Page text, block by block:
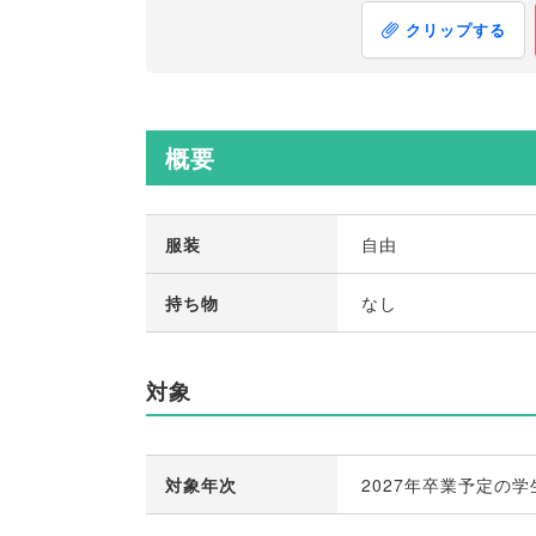
クリップする
概要
服装 自由
持ち物 なし
対象
対象年次 2027年卒業予定の学